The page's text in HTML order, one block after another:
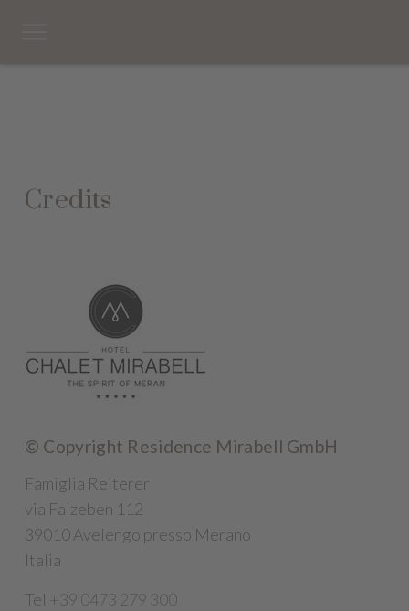
Credits
© Copyright Residence Mirabell GmbH
Famiglia Reiterer
via Falzeben 112
39010 Avelengo presso Merano
Italia
Tel +39 0473 279 300